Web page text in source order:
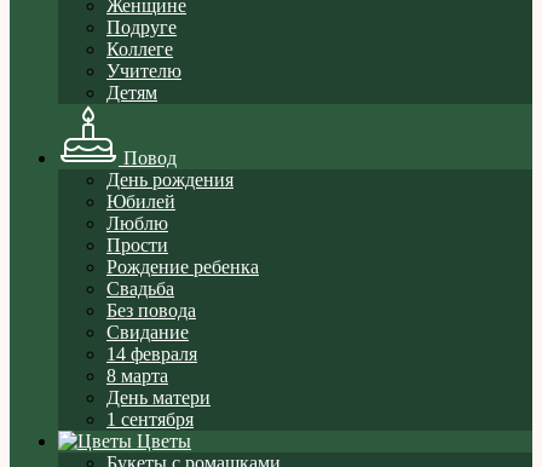
Женщине
Подруге
Коллеге
Учителю
Детям
Повод
День рождения
Юбилей
Люблю
Прости
Рождение ребенка
Свадьба
Без повода
Свидание
14 февраля
8 марта
День матери
1 сентября
Цветы
Букеты с ромашками